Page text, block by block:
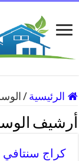
الرئيسية /
أرشيف